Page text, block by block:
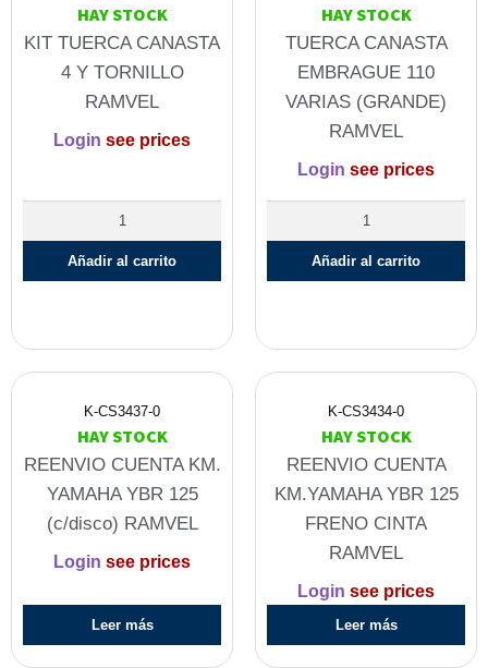
HAY STOCK
KIT TUERCA CANASTA
4 Y TORNILLO
RAMVEL
Login see prices
Añadir al carrito
HAY STOCK
TUERCA CANASTA
EMBRAGUE 110
VARIAS (GRANDE)
RAMVEL
Login see prices
Añadir al carrito
K-CS3437-0
HAY STOCK
REENVIO CUENTA KM.
YAMAHA YBR 125
(c/disco) RAMVEL
Login see prices
Leer más
K-CS3434-0
HAY STOCK
REENVIO CUENTA
KM.YAMAHA YBR 125
FRENO CINTA
RAMVEL
Login see prices
Leer más